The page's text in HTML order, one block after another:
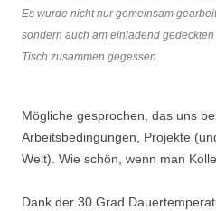
Es wurde nicht nur gemeinsam
sondern auch am einladend gedeckten
Tisch zusammen gegessen.
Mögliche gesprochen, das uns
Arbeitsbedingungen, Projekte
Welt). Wie schön, wenn man
Dank der 30 Grad